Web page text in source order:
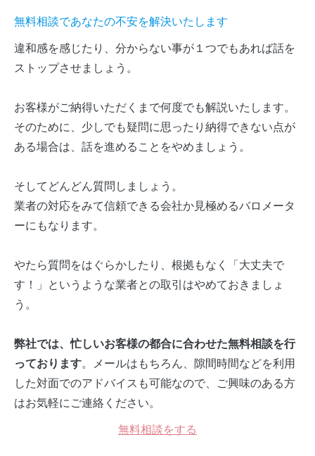
無料相談であなたの不安を解決いたします
違和感を感じたり、分からない事が１つでもあれば話を
ストップさせましょう。
お客様がご納得いただくまで何度でも解説いたします。
そのために、少しでも疑問に思ったり納得できない点が
ある場合は、話を進めることをやめましょう。
そしてどんどん質問しましょう。
業者の対応をみて信頼できる会社か見極めるバロメータ
ーにもなります。
やたら質問をはぐらかしたり、根拠もなく「大丈夫で
す！」というような業者との取引はやめておきましょ
う。
弊社では、忙しいお客様の都合に合わせた無料相談を行
っております。メールはもちろん、隙間時間などを利用
した対面でのアドバイスも可能なので、ご興味のある方
はお気軽にご連絡ください。
無料相談をする